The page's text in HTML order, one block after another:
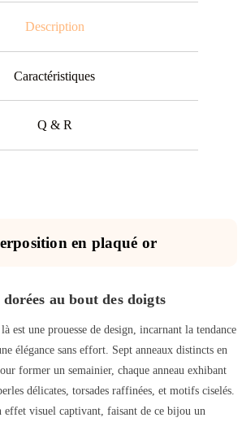
Description
Caractéristiques
Q & R
en plaqué or
au bout des doigts
est une prouesse de design, incarnant la tendance
élégance sans effort. Sept anneaux distincts en
former un semainier, chaque anneau exhibant
délicates, torsades raffinées, et motifs ciselés.
effet visuel captivant, faisant de ce bijou un